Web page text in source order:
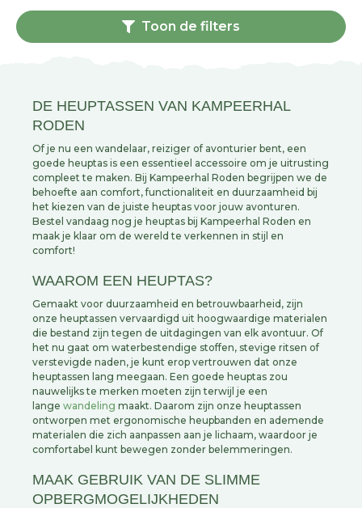
Toon de filters
DE HEUPTASSEN VAN KAMPEERHAL
RODEN
Of je nu een wandelaar, reiziger of avonturier bent, een
goede heuptas is een essentieel accessoire om je uitrusting
compleet te maken. Bij Kampeerhal Roden begrijpen we de
behoefte aan comfort, functionaliteit en duurzaamheid bij
het kiezen van de juiste heuptas voor jouw avonturen.
Bestel vandaag nog je heuptas bij Kampeerhal Roden en
maak je klaar om de wereld te verkennen in stijl en
comfort!
WAAROM EEN HEUPTAS?
Gemaakt voor duurzaamheid en betrouwbaarheid, zijn
onze heuptassen vervaardigd uit hoogwaardige materialen
die bestand zijn tegen de uitdagingen van elk avontuur. Of
het nu gaat om waterbestendige stoffen, stevige ritsen of
verstevigde naden, je kunt erop vertrouwen dat onze
heuptassen lang meegaan. Een goede heuptas zou
nauwelijks te merken moeten zijn terwijl je een
lange wandeling maakt. Daarom zijn onze heuptassen
ontworpen met ergonomische heupbanden en ademende
materialen die zich aanpassen aan je lichaam, waardoor je
comfortabel kunt bewegen zonder belemmeringen.
MAAK GEBRUIK VAN DE SLIMME
OPBERGMOGELIJKHEDEN